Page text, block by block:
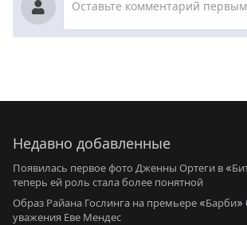
Недавно добавленные
Появилась первое фото Дженны Ортеги в
теперь ей роль стала более понятной
Образ Райана Гослинга на премьере
уважения Еве Мендес